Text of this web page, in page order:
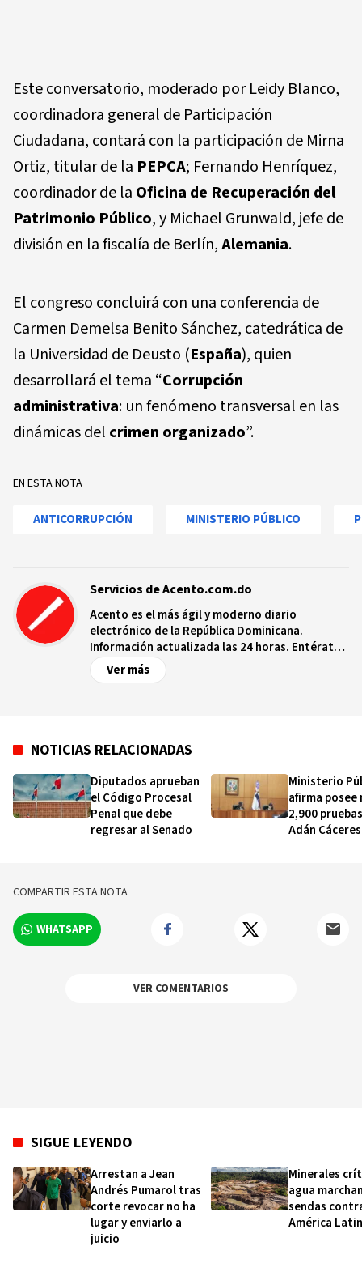
Este conversatorio, moderado por Leidy Blanco,
coordinadora general de Participación
Ciudadana, contará con la participación de Mirna
Ortiz, titular de la PEPCA; Fernando Henríquez,
coordinador de la Oficina de Recuperación del
Patrimonio Público, y Michael Grunwald, jefe de
división en la fiscalía de Berlín,Alemania.
El congreso concluirá con una conferencia de
Carmen Demelsa Benito Sánchez, catedrática de
la Universidad de Deusto (España), quien
desarrollará el tema “Corrupción
administrativa: un fenómeno transversal en las
dinámicas del crimen organizado”.
EN ESTA NOTA
ANTICORRUPCIÓN MINISTERIO PÚBLICO
Servicios de Acento.com.do
Acento es el más ágil y moderno diario
electrónico de la República Dominicana.
Información actualizada las 24 horas. Entérate
de las noticias y sucesos más importantes a
nivel nacional e internacional, videos y fotos
Ver más
NOTICIAS RELACIONADAS
Diputados aprueban
el Código Procesal
Penal que debe
regresar al Senado
Ministerio
afirma posee
2,900
Adán
COMPARTIR ESTA NOTA
WHATSAPP
VER COMENTARIOS
SIGUE LEYENDO
Arrestan a Jean
Andrés Pumarol tras
corte revocar no ha
lugar y enviarlo a
juicio
Minerales
agua
sendas
América